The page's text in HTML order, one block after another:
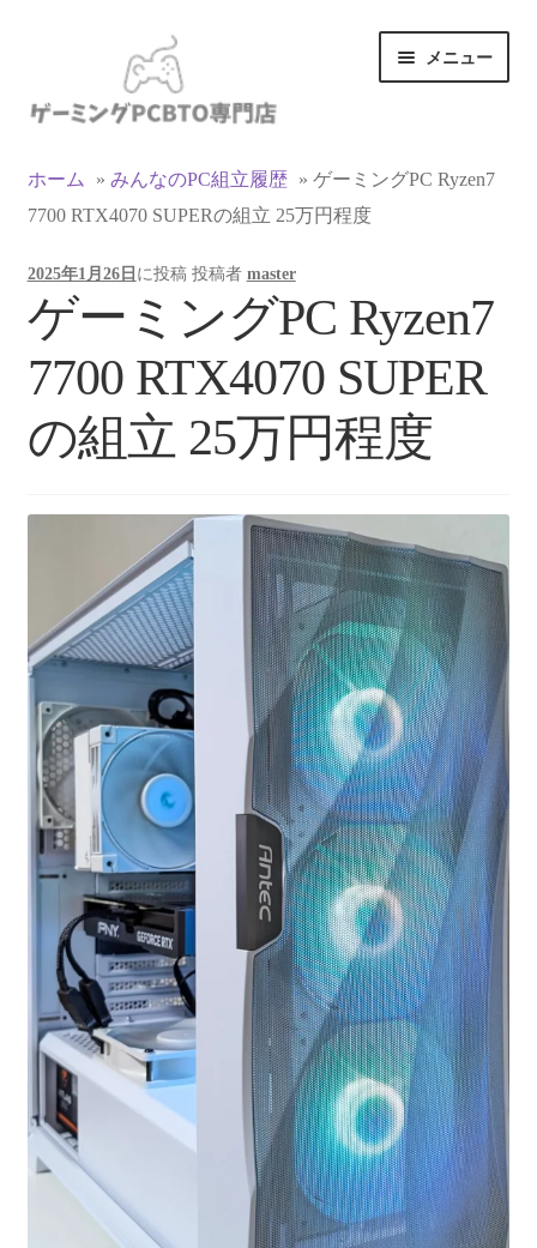
ゲ
ョ
ン
ス
キ
ッ
プ
テ
へ
ス
ッ
プ
メニュー
マイアカウント
支払い
お買い物カゴ
お買い物ガイド
フルカスタマイズ相談
みんなのPC組立履歴
ご使用時にあたって
ホーム » みんなのPC組立履歴 » ゲーミングPC Ryzen7
7700 RTX4070 SUPERの組立 25万円程度
2025年1月26日 に投稿 投稿者 master
ゲーミングPC Ryzen7
7700 RTX4070 SUPER
の組立 25万円程度